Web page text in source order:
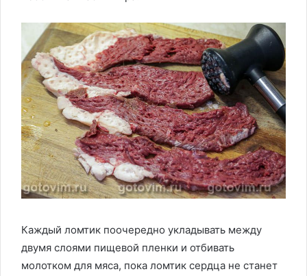
Каждый ломтик поочередно укладывать между
двумя слоями пищевой пленки и отбивать
молотком для мяса, пока ломтик сердца не станет